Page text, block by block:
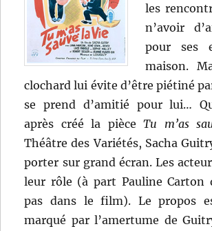
les
n’avoir
pour ses
maison.
clochard lui évite d’être piétiné
se prend d’amitié pour lui…
après créé la pièceTu m’as
Théâtre des Variétés, Sacha
porter sur grand écran. Les
leur rôle (à part Pauline Carton
pas dans le film). Le propos
marqué par l’amertume de